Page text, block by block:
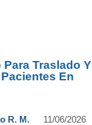
Para Traslado Y
En
R. M. 11/06/2026